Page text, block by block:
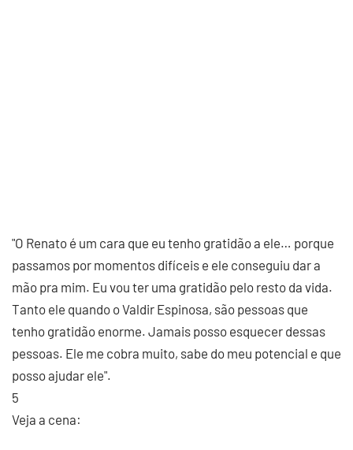
"O Renato é um cara que eu tenho gratidão a ele… porque
passamos por momentos difíceis e ele conseguiu dar a
mão pra mim. Eu vou ter uma gratidão pelo resto da vida.
Tanto ele quando o Valdir Espinosa, são pessoas que
tenho gratidão enorme. Jamais posso esquecer dessas
pessoas. Ele me cobra muito, sabe do meu potencial e que
posso ajudar ele".
5
Veja a cena: